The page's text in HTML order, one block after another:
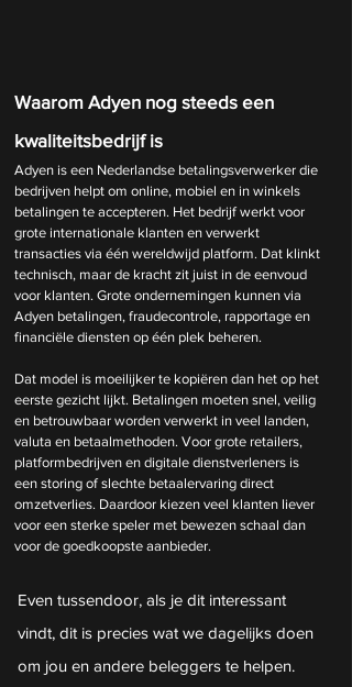
Waarom Adyen nog steeds een
kwaliteitsbedrijf is
Adyen is een Nederlandse betalingsverwerker die
bedrijven helpt om online, mobiel en in winkels
betalingen te accepteren. Het bedrijf werkt voor
grote internationale klanten en verwerkt
transacties via één wereldwijd platform. Dat klinkt
technisch, maar de kracht zit juist in de eenvoud
voor klanten. Grote ondernemingen kunnen via
Adyen betalingen, fraudecontrole, rapportage en
financiële diensten op één plek beheren.
Dat model is moeilijker te kopiëren dan het op het
eerste gezicht lijkt. Betalingen moeten snel, veilig
en betrouwbaar worden verwerkt in veel landen,
valuta en betaalmethoden. Voor grote retailers,
platformbedrijven en digitale dienstverleners is
een storing of slechte betaalervaring direct
omzetverlies. Daardoor kiezen veel klanten liever
voor een sterke speler met bewezen schaal dan
voor de goedkoopste aanbieder.
Even tussendoor, als je dit interessant
vindt, dit is precies wat we dagelijks doen
om jou en andere beleggers te helpen.